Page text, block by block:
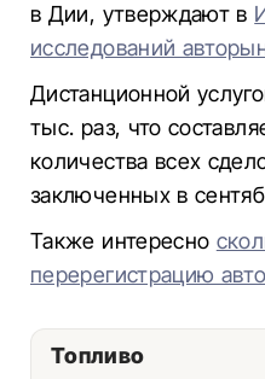
в Дии, утверждают в
исследований
Дистанционной
тыс. раз, что
количества всех
заключенных в
Также интересно
перерегистрацию
Топливо